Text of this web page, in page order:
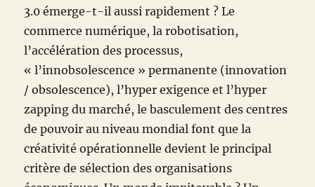
3.0 émerge-t-il aussi rapidement ? Le
commerce numérique, la robotisation,
l’accélération des processus,
« l’innobsolescence » permanente (innovation
/ obsolescence), l’hyper exigence et l’hyper
zapping du marché, le basculement des centres
de pouvoir au niveau mondial font que la
créativité opérationnelle devient le principal
critère de sélection des organisations